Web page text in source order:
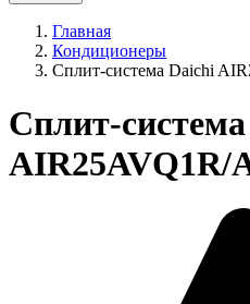
Главная
Кондиционеры
Cплит-система Daichi
Cплит-
AIR25AVQ1R/